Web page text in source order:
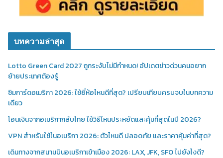
บทความล่าสุด
Lotto Green Card 2027 ถูกระงับไม่มีกำหนด! อัปเดตข่าวด่วนคนอยาก
ย้ายประเทศต้องรู้
ซิมการ์ดอเมริกา 2026: ใช้ยี่ห้อไหนดีที่สุด? เปรียบเทียบครบจบในบทความ
เดียว
โอนเงินจากอเมริกากลับไทย ใช้วิธีไหนประหยัดและคุ้มที่สุดในปี 2026?
VPN สำหรับใช้ในอเมริกา 2026: ตัวไหนดี ปลอดภัย และราคาคุ้มค่าที่สุด?
เดินทางจากสนามบินอเมริกาเข้าเมือง 2026: LAX, JFK, SFO ไปยังไงดี?